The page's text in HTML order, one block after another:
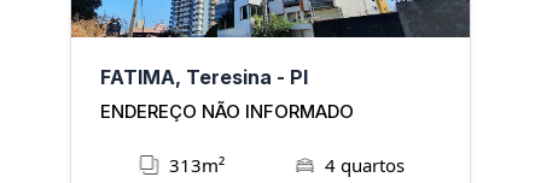
FATIMA, Teresina - PI
ENDEREÇO NÃO INFORMADO
313m²
4 quartos